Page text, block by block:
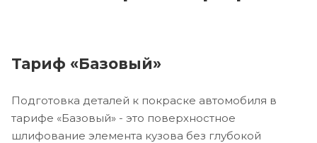
Тариф «Базовый»
Подготовка деталей к покраске автомобиля в
тарифе «Базовый» - это поверхностное
шлифование элемента кузова без глубокой